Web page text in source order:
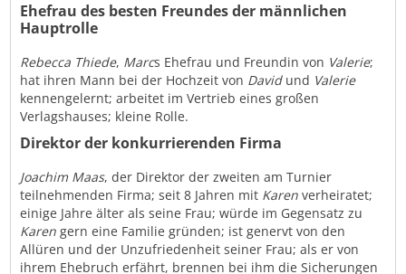
Ehefrau des besten Freundes der männlichen
Hauptrolle
Rebecca Thiede, Marcs Ehefrau und Freundin von Valerie;
hat ihren Mann bei der Hochzeit von Davidund Valerie
kennengelernt; arbeitet im Vertrieb eines großen
Verlagshauses; kleine Rolle.
Direktor der konkurrierenden Firma
Joachim Maas, der Direktor der zweiten am Turnier
teilnehmenden Firma; seit 8 Jahren mit Karen verheiratet;
einige Jahre älter als seine Frau; würde im Gegensatz zu
Karen gern eine Familie gründen; ist genervt von den
Allüren und der Unzufriedenheit seiner Frau; als er von
ihrem Ehebruch erfährt, brennen bei ihm die Sicherungen